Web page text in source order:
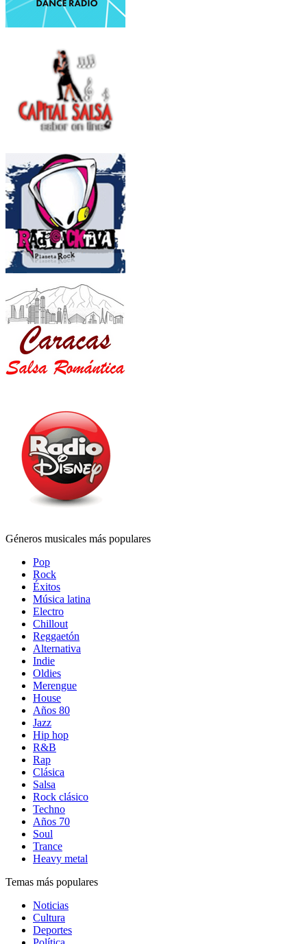
Géneros musicales más populares
Pop
Rock
Éxitos
Música latina
Electro
Chillout
Reggaetón
Alternativa
Indie
Oldies
Merengue
House
Años 80
Jazz
Hip hop
R&B
Rap
Clásica
Salsa
Rock clásico
Techno
Años 70
Soul
Trance
Heavy metal
Temas más populares
Noticias
Cultura
Deportes